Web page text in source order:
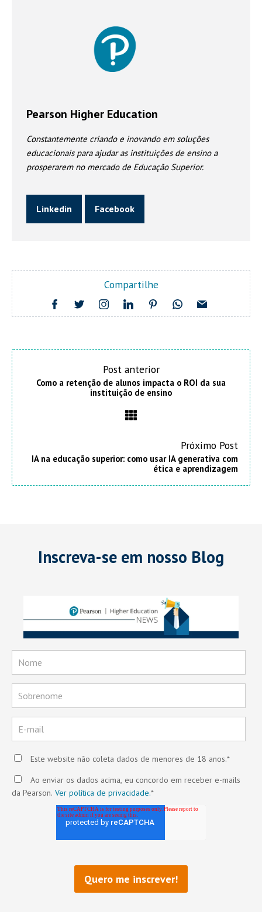
Pearson Higher Education
Constantemente criando e inovando em soluções
educacionais para ajudar as instituições de ensino a
prosperarem no mercado de Educação Superior.
Linkedin Facebook
Compartilhe
Post anterior
Como a retenção de alunos impacta o ROI da sua
instituição de ensino
Próximo Post
IA na educação superior: como usar IA generativa com
ética e aprendizagem
Inscreva-se em nosso Blog
Este website não coleta dados de menores de 18 anos.*
Ao enviar os dados acima, eu concordo em receber e-mails
da Pearson. Ver política de privacidade.*